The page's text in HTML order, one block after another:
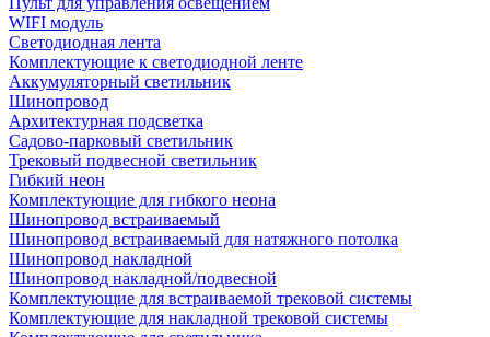
WIFI модуль
Светодиодная лента
Комплектующие к светодиодной ленте
Аккумуляторный светильник
Шинопровод
Архитектурная подсветка
Садово-парковый светильник
Трековый подвесной светильник
Гибкий неон
Комплектующие для гибкого неона
Шинопровод встраиваемый
Шинопровод встраиваемый для натяжного потолка
Шинопровод накладной
Шинопровод накладной/подвесной
Комплектующие для встраиваемой трековой системы
Комплектующие для накладной трековой системы